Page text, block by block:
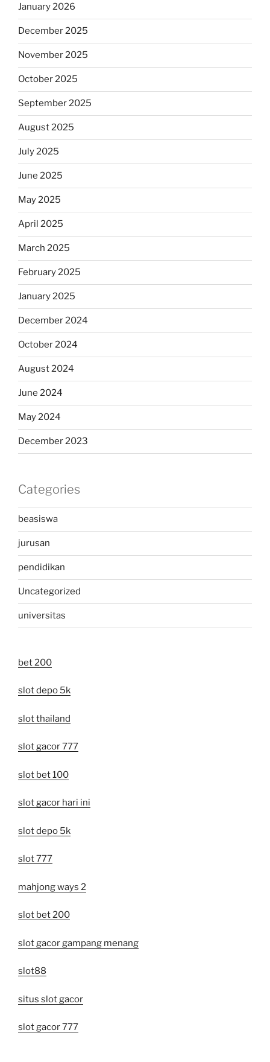
January 2026
December 2025
November 2025
October 2025
September 2025
August 2025
July 2025
June 2025
May 2025
April 2025
March 2025
February 2025
January 2025
December 2024
October 2024
August 2024
June 2024
May 2024
December 2023
Categories
beasiswa
jurusan
pendidikan
Uncategorized
universitas
bet 200
slot depo 5k
slot thailand
slot gacor 777
slot bet 100
slot gacor hari ini
slot depo 5k
slot 777
mahjong ways 2
slot bet 200
slot gacor gampang menang
slot88
situs slot gacor
slot gacor 777